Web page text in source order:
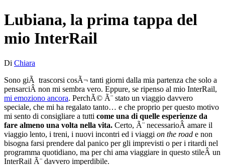
Lubiana, la prima tappa del
mio InterRail
Di Chiara
Sono giÃ trascorsi cosÃ¬ tanti giorni dalla mia partenza che solo a
pensarciÂ non mi sembra vero. Eppure, se ripenso al mio InterRail,
mi emoziono ancora. PerchÃ© Ã¨ stato un viaggio davvero
speciale, che mi ha regalato tanto… e che proprio per questo motivo
mi sento di consigliare a tutti come una di quelle esperienze da
fare almeno una volta nella vita. Certo, Ã¨ necessarioÂ amare il
viaggio lento, i treni, i nuovi incontri ed i viaggi on the road e non
bisogna farsi prendere dal panico per gli imprevisti o per i ritardi nel
programma quotidiano, ma per chi ama viaggiare in questo stileÂ un
InterRail Ã¨ davvero imperdibile.